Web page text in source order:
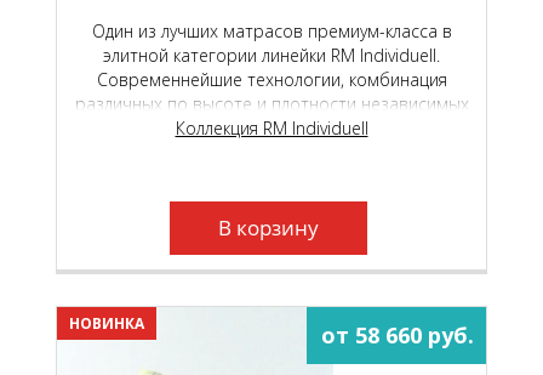
Один из лучших матрасов премиум-класса в
элитной категории линейки RM Individuell.
Современнейшие технологии, комбинация
различных по высоте и плотности независимых
пружинных блоков и уникальные
Коллекция RM Individuell
В корзину
НОВИНКА от 58 660 руб.